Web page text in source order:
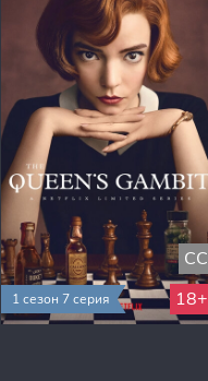
CC
18+
1 сезон 7 серия